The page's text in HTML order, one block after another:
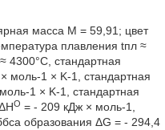
масса М = 59,91; цвет
плавления tпл ≈
4300°С, стандартная
моль-1 × K-1, стандартная
1 × K-1, стандартная
O = - 209 кДж × моль-1,
образования ΔG = - 294,4